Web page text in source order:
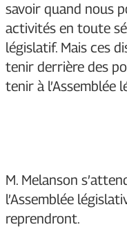
savoir quand nous
activités en toute
législatif. Mais ces
tenir derrière des
tenir à l’Assemblée
M. Melanson
l’Assemblée
reprendront.